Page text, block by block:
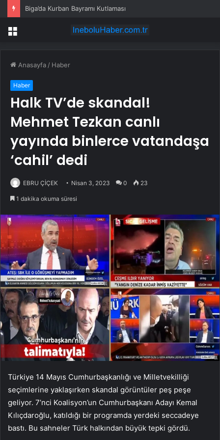
Biga’da Kurban Bayramı Kutlaması
Menü
Anasayfa / Haber
Haber
Halk TV’de skandal!
Mehmet Tezkan canlı
yayında binlerce vatandaşa
‘cahil’ dedi
EBRU ÇİÇEK Nisan 3, 2023 0 23
1 dakika okuma süresi
Türkiye 14 Mayıs Cumhurbaşkanlığı ve Milletvekilliği
seçimlerine yaklaşırken skandal görüntüler peş peşe
geliyor. 7’nci Koalisyon’un Cumhurbaşkanı Adayı Kemal
Kılıçdaroğlu, katıldığı bir programda yerdeki seccadeye
bastı. Bu sahneler Türk halkından büyük tepki gördü.